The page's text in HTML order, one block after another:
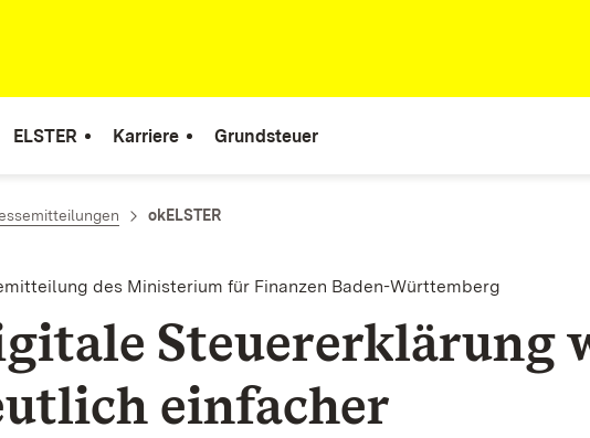
ELSTER Karriere Grundsteuer
okELSTER
des Ministerium für Finanzen Baden-Württemberg
Steuererklärung
einfacher